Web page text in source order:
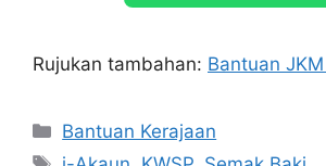
Rujukan tambahan: Bantuan
Categories
Bantuan Kerajaan
Tags